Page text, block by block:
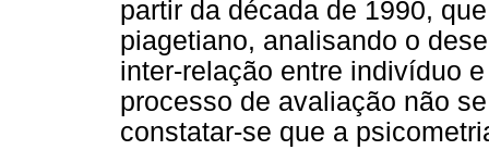
partir da década de 1990,
piagetiano, analisando o
inter-relação entre indivíduo
processo de avaliação não
constatar-se que a